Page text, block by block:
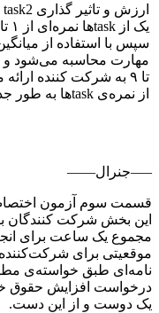
سپس با استفاده از
تا ۹ به شرکت کننده
از نمره‌ی taskها به طور جداگانه مطلع نمی‌شود. )
—–جنرال——
مجموع یک ساعت برای
موقعیتی برای
نامه‌ای طبق خواسته‌ی
درخواست افزایش حقوق
یک دوست و از این دست.